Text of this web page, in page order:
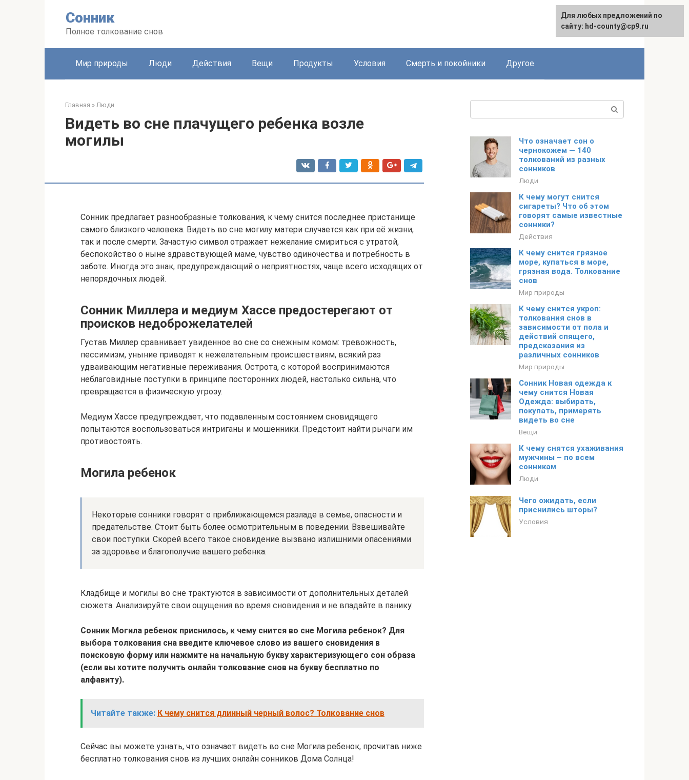
Сонник
Полное толкование снов
Мир природы Люди Действия Вещи Продукты Условия Смерть и покойники Другое
Главная » Люди
Видеть во сне плачущего ребенка возле
могилы
Сонник предлагает разнообразные толкования, к чему снится последнее пристанище
самого близкого человека. Видеть во сне могилу матери случается как при её жизни,
так и после смерти. Зачастую символ отражает нежелание смириться с утратой,
беспокойство о ныне здравствующей маме, чувство одиночества и потребность в
заботе. Иногда это знак, предупреждающий о неприятностях, чаще всего исходящих от
непорядочных людей.
Сонник Миллера и медиум Хассе предостерегают от
происков недоброжелателей
Густав Миллер сравнивает увиденное во сне со снежным комом: тревожность,
пессимизм, уныние приводят к нежелательным происшествиям, всякий раз
удваивающим негативные переживания. Острота, с которой воспринимаются
неблаговидные поступки в принципе посторонних людей, настолько сильна, что
превращается в физическую угрозу.
Медиум Хассе предупреждает, что подавленным состоянием сновидящего
попытаются воспользоваться интриганы и мошенники. Предстоит найти рычаги им
противостоять.
Могила ребенок
Некоторые сонники говорят о приближающемся разладе в семье, опасности и
предательстве. Стоит быть более осмотрительным в поведении. Взвешивайте
свои поступки. Скорей всего такое сновидение вызвано излишними опасениями
за здоровье и благополучие вашего ребенка.
Кладбище и могилы во сне трактуются в зависимости от дополнительных деталей
сюжета. Анализируйте свои ощущения во время сновидения и не впадайте в панику.
Сонник Могила ребенок приснилось, к чему снится во сне Могила ребенок? Для
выбора толкования сна введите ключевое слово из вашего сновидения в
поисковую форму или нажмите на начальную букву характеризующего сон образа
(если вы хотите получить онлайн толкование снов на букву бесплатно по
алфавиту).
Читайте также: К чему снится длинный черный волос? Толкование снов
Сейчас вы можете узнать, что означает видеть во сне Могила ребенок, прочитав ниже
бесплатно толкования снов из лучших онлайн сонников Дома Солнца!
Что означает сон о
чернокожем — 140
толкований из разных
сонников
Люди
К чему могут снится
сигареты? Что об этом
говорят самые известные
сонники?
Действия
К чему снится грязное
море, купаться в море,
грязная вода. Толкование
снов
Мир природы
К чему снится укроп:
толкования снов в
зависимости от пола и
действий спящего,
предсказания из
различных сонников
Мир природы
Сонник Новая одежда к
чему снится Новая
Одежда: выбирать,
покупать, примерять
видеть во сне
Вещи
К чему снятся ухаживания
мужчины – по всем
сонникам
Люди
Чего ожидать, если
приснились шторы?
Условия
Для любых предложений по
сайту: hd-county@cp9.ru